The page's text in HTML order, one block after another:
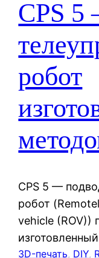
CPS
робот
CPS 5 —
робот
vehicle (ROV))
3D-печать, DIY,